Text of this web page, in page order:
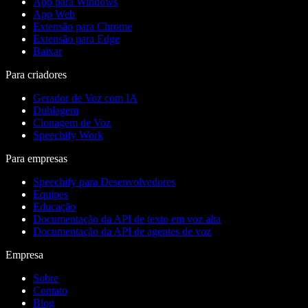
App Web
Extensão para Chrome
Extensão para Edge
Baixar
Para criadores
Gerador de Voz com IA
Dublagem
Clonagem de Voz
Speechify Work
Para empresas
Speechify para Desenvolvedores
Equipes
Educação
Documentação da API de texto em voz alta
Documentação da API de agentes de voz
Empresa
Sobre
Contato
Blog